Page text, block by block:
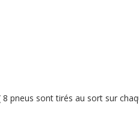
pneus sont tirés au sort sur